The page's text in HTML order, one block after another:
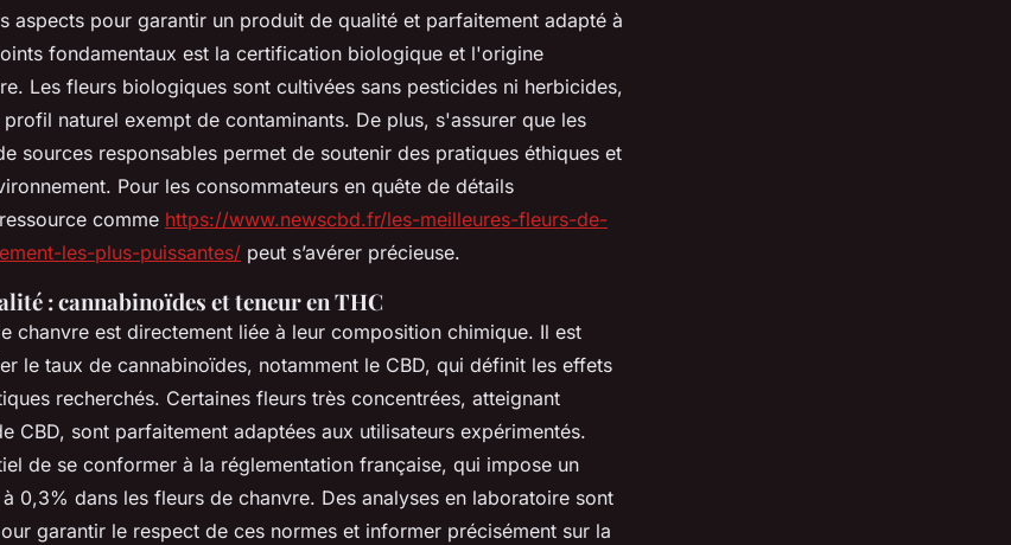
aspects pour garantir un produit de qualité et parfaitement adapté à
fondamentaux est la certification biologique et l'origine
Les fleurs biologiques sont cultivées sans pesticides ni herbicides,
naturel exempt de contaminants. De plus, s'assurer que les
sources responsables permet de soutenir des pratiques éthiques et
Pour les consommateurs en quête de détails
comme https://www.newscbd.fr/les-meilleures-fleurs-de-
les-plus-puissantes/ peut s’avérer précieuse.
: cannabinoïdes et teneur en THC
chanvre est directement liée à leur composition chimique. Il est
le taux de cannabinoïdes, notamment le CBD, qui définit les effets
recherchés. Certaines fleurs très concentrées, atteignant
CBD, sont parfaitement adaptées aux utilisateurs expérimentés.
de se conformer à la réglementation française, qui impose un
0,3% dans les fleurs de chanvre. Des analyses en laboratoire sont
garantir le respect de ces normes et informer précisément sur la